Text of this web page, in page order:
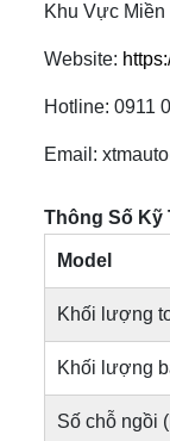
Khu Vực Miền
Website:
Hotline: 0911
Email:
Thông Số Kỹ
Model
Khối lượng
Khối lượng
Số chỗ ngồi